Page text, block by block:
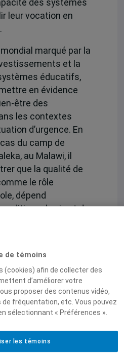
des systèmes
leur vocation en
marqué par la
et la
éducatifs,
en évidence
être des
les contextes
d’urgence. En
du camp de
au Malawi, il
que la qualité de
le rôle
dépend
de vie et de
e-s ainsi que de
qui leur est
: clarifier les notions
et d’éducation en
ici à un état
social et
à la personne
de témoins
(cookies) afin de collecter des
d’améliorer votre
proposer des contenus vidéo,
fréquentation, etc. Vous pouvez
sélectionnant « Préférences ».
les témoins